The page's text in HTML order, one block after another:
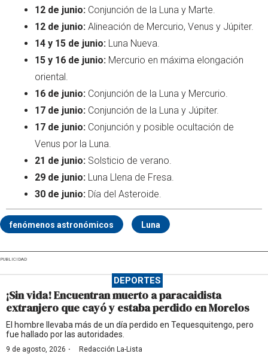
12 de junio: Conjunción de la Luna y Marte.
12 de junio: Alineación de Mercurio, Venus y Júpiter.
14 y 15 de junio: Luna Nueva.
15 y 16 de junio: Mercurio en máxima elongación
oriental.
16 de junio: Conjunción de la Luna y Mercurio.
17 de junio: Conjunción de la Luna y Júpiter.
17 de junio: Conjunción y posible ocultación de
Venus por la Luna.
21 de junio: Solsticio de verano.
29 de junio: Luna Llena de Fresa.
30 de junio: Día del Asteroide.
fenómenos astronómicos Luna
PUBLICIDAD
DEPORTES
¡Sin vida! Encuentran muerto a paracaidista
extranjero que cayó y estaba perdido en Morelos
El hombre llevaba más de un día perdido en Tequesquitengo, pero
fue hallado por las autoridades.
9 de agosto, 2026 · Redacción La-Lista